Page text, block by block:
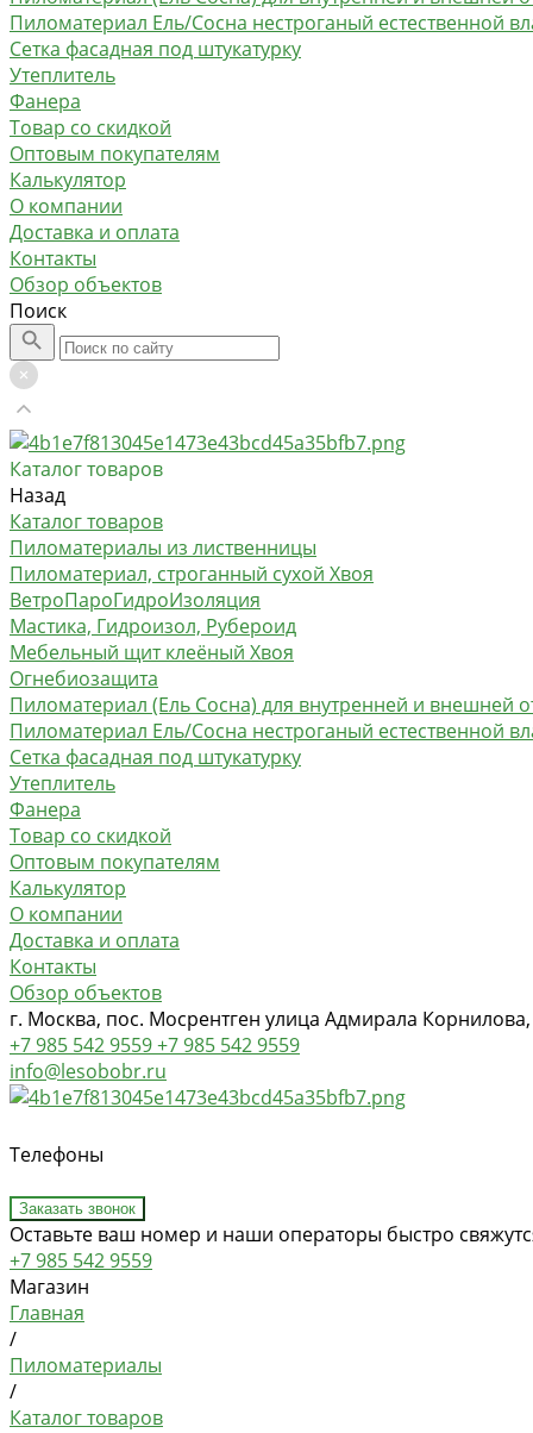
Пиломатериал Ель/Сосна нестроганый естественной
Сетка фасадная под штукатурку
Утеплитель
Фанера
Товар со скидкой
Оптовым покупателям
Калькулятор
О компании
Доставка и оплата
Контакты
Обзор объектов
Поиск
Каталог товаров
Назад
Каталог товаров
Пиломатериалы из лиственницы
Пиломатериал, строганный сухой Хвоя
ВетроПароГидроИзоляция
Мастика, Гидроизол, Рубероид
Мебельный щит клеёный Хвоя
Огнебиозащита
Пиломатериал (Ель Сосна) для внутренней и внешней
Пиломатериал Ель/Сосна нестроганый естественной
Сетка фасадная под штукатурку
Утеплитель
Фанера
Товар со скидкой
Оптовым покупателям
Калькулятор
О компании
Доставка и оплата
Контакты
Обзор объектов
г. Москва, пос. Мосрентген улица Адмирала
+7 985 542 9559+7 985 542 9559
info@lesobobr.ru
Телефоны
Заказать звонок
Оставьте ваш номер и наши операторы быстро
+7 985 542 9559
Магазин
Главная
/
Пиломатериалы
/
Каталог товаров